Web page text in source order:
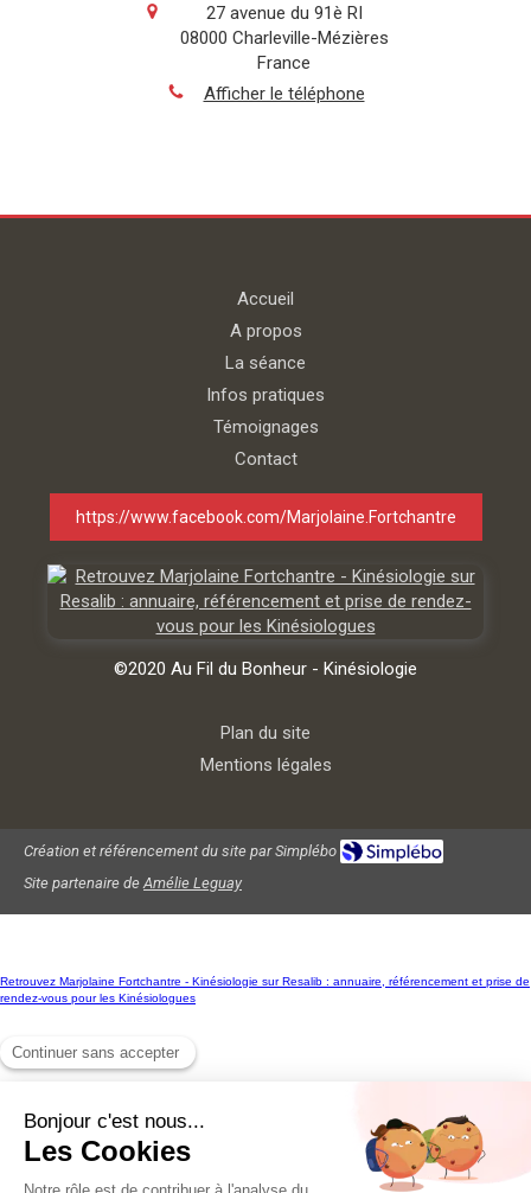
27 avenue du 91è RI
08000 Charleville-Mézières
France
Afficher le téléphone
Accueil
A propos
La séance
Infos pratiques
Témoignages
Contact
https://www.facebook.com/Marjolaine.Fortchantre
©2020 Au Fil du Bonheur - Kinésiologie
Plan du site
Mentions légales
Création et référencement du site par Simplébo
Site partenaire deAmélie Leguay
Retrouvez Marjolaine Fortchantre - Kinésiologie sur Resalib : annuaire, référencement et prise de
rendez-vous pour les Kinésiologues